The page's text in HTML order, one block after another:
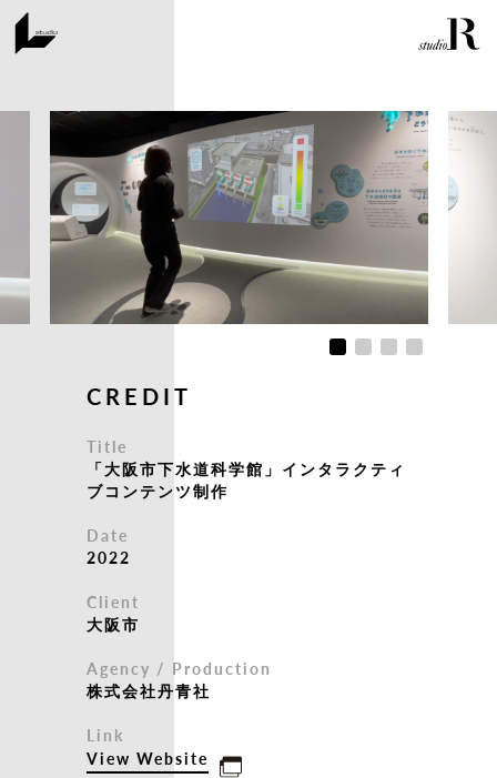
CRE DIT
Title
「大阪市下水道科学館」インタラクティ
ブコンテンツ制作
Date
2022
Client
大阪市
Agency / Production
株式会社丹青社
Link
View Website